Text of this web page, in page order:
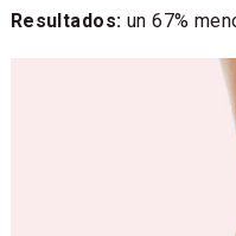
Resultados: un 67%